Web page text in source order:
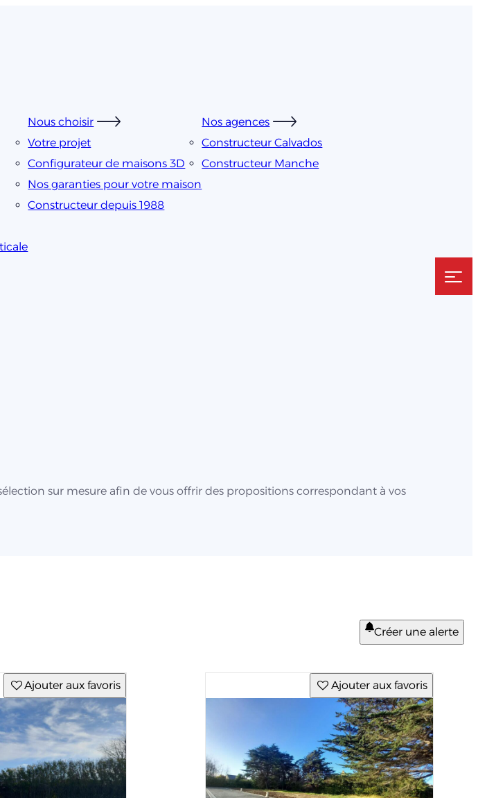
Nous choisir
Votre projet
Configurateur de maisons 3D
Nos garanties pour votre maison
Constructeur depuis 1988
Nos agences
Constructeur Calvados
Constructeur Manche
sur mesure afin de vous offrir des propositions correspondant à vos
Créer une alerte
Ajouter aux favoris Ajouter aux favoris